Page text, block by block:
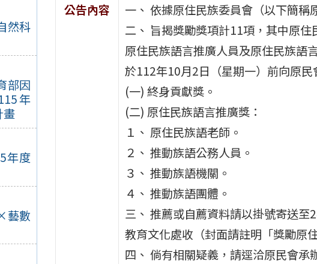
然科
部因
年
畫
年度
藝數
公告內容
一、 依據原住民族委員會（以下簡
二、 旨揭獎勵獎項計11項，其中原
原住民族語言推廣人員及原住民族語
於112年10月2日（星期一）前向原民
(一) 終身貢獻獎。
(二) 原住民族語言推廣獎：
１、 原住民族語老師。
２、 推動族語公務人員。
３、 推動族語機關。
４、 推動族語團體。
三、 推薦或自薦資料請以掛號寄送
教育文化處收（封面請註明「獎勵原
四、 倘有相關疑義，請逕洽原民會